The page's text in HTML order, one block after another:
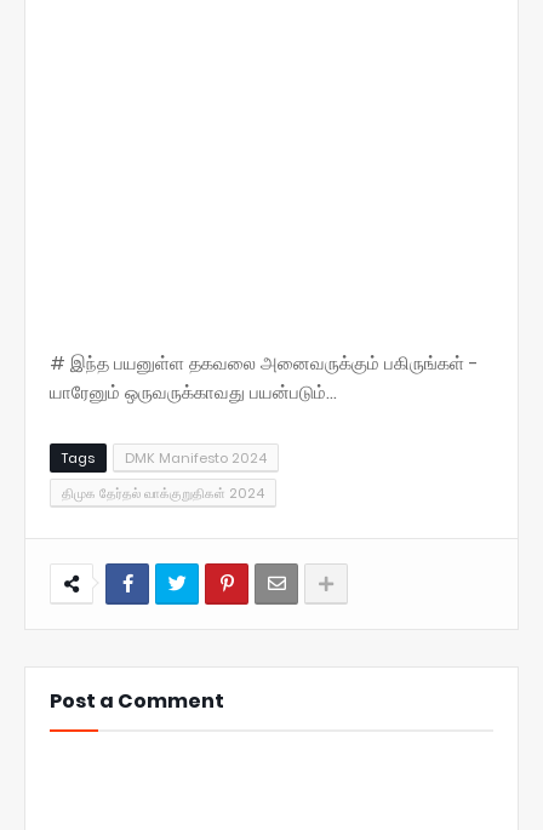
# இந்த பயனுள்ள தகவலை அனைவருக்கும் பகிருங்கள் -
யாரேனும் ஒருவருக்காவது பயன்படும்...
Tags
DMK Manifesto 2024
திமுக தேர்தல் வாக்குறுதிகள் 2024
Post a Comment